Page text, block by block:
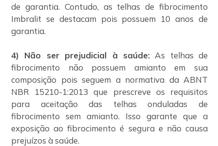
de garantia. Contudo, as telhas de fibrocimento
Imbralit se destacam pois possuem 10 anos de
garantia.
4) Não ser prejudicial à saúde:As telhas de
fibrocimento não possuem amianto em sua
composição pois seguem a normativa da ABNT
NBR 15210-1:2013 que prescreve os requisitos
para aceitação das telhas onduladas de
fibrocimento sem amianto. Isso garante que a
exposição ao fibrocimento é segura e não causa
prejuízos à saúde.